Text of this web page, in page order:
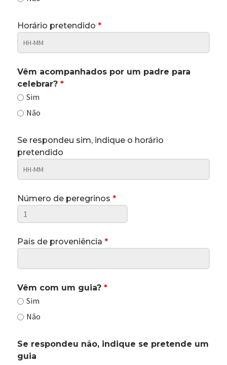
Horário pretendido *
Vêm acompanhados por um padre para
celebrar? *
Sim
Não
Se respondeu sim, indique o horário
pretendido
Número de peregrinos *
País de proveniência *
Vêm com um guia? *
Sim
Não
Se respondeu não, indique se pretende um
guia